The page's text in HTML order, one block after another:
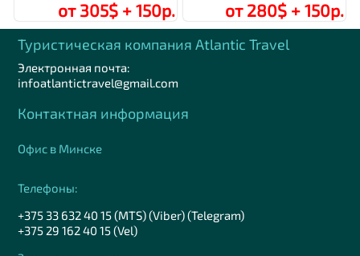
от 305$ + 150р. от 280$ + 150р.
Туристическая компания Аtlantic Travel
Электронная почта:
infoatlantictravel@gmail.com
Контактная информация
Офис в Минске
Телефоны:
+375 33 632 40 15 (MTS) (Viber) (Telegram)
+375 29 162 40 15 (Vel)